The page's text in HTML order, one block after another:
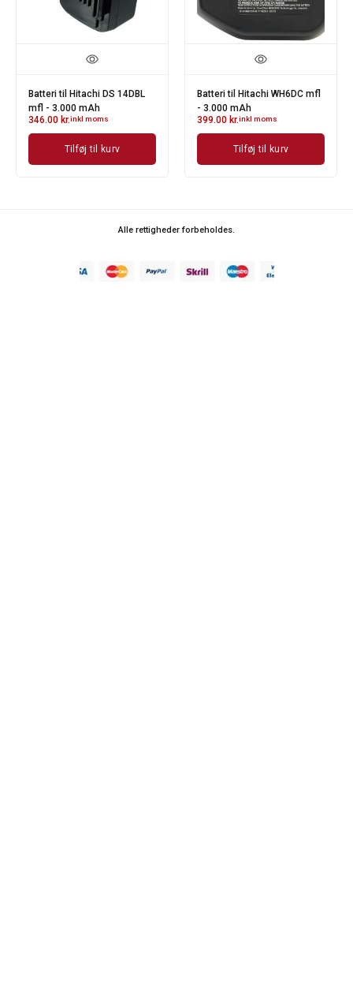
Batteri til Hitachi DS 14DBL
mfl - 3.000 mAh
346.00 kr.inkl moms
Tilføj til kurv
Batteri til Hitachi WH6DC mfl
- 3.000 mAh
399.00 kr.inkl moms
Tilføj til kurv
Alle rettigheder forbeholdes.